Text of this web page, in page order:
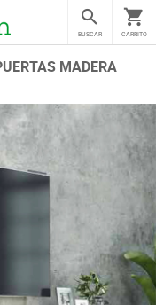
CARRITO
BUSCAR
MADERA